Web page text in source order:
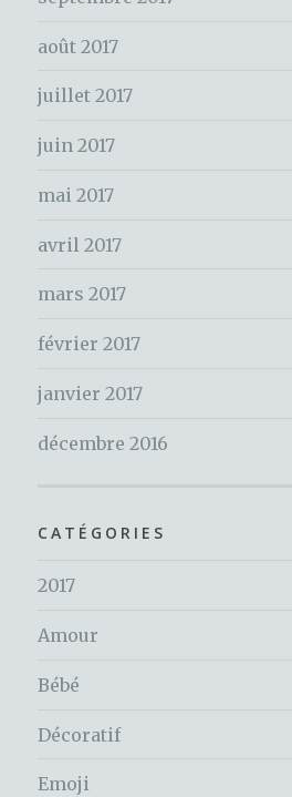
e
:
août 2017
juillet 2017
juin 2017
mai 2017
avril 2017
mars 2017
février 2017
janvier 2017
décembre 2016
CATÉGORIES
2017
Amour
Bébé
Décoratif
Emoji